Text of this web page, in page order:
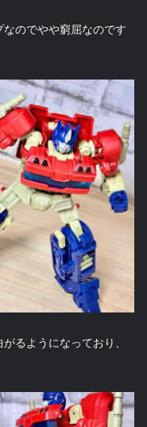
なのでやや窮屈なのです
るようになっており、